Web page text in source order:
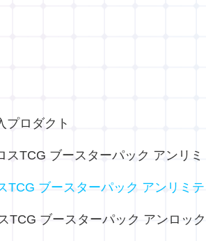
プロダクト
TCG ブースターパック アンリミテ